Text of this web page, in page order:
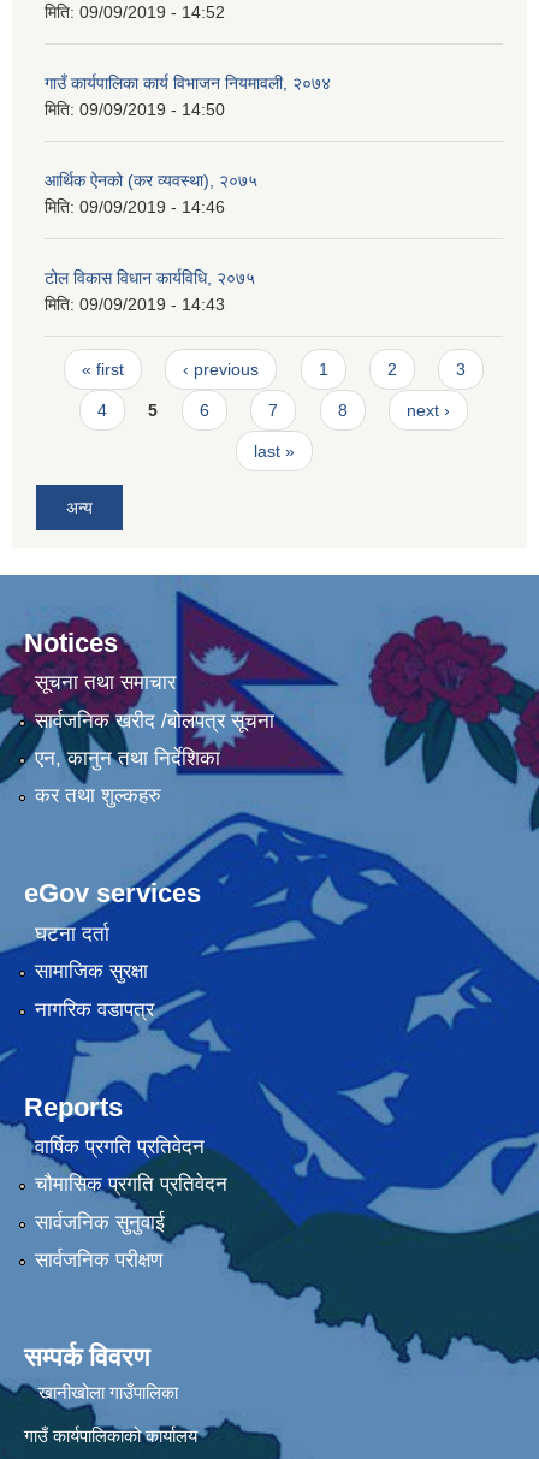
मिति: 09/09/2019 - 14:52
गाउँ कार्यपालिका कार्य विभाजन नियमावली, २०७४
मिति: 09/09/2019 - 14:50
आर्थिक ऐनको (कर व्यवस्था), २०७५
मिति: 09/09/2019 - 14:46
टोल विकास विधान कार्यविधि, २०७५
मिति: 09/09/2019 - 14:43
Pages
« first ‹ previous 1 2 3
4 5 6 7 8 next ›
last »
अन्य
Notices
सूचना तथा समाचार
सार्वजनिक खरीद /बोलपत्र सूचना
एन, कानुन तथा निर्देशिका
कर तथा शुल्कहरु
eGov services
घटना दर्ता
सामाजिक सुरक्षा
नागरिक वडापत्र
Reports
वार्षिक प्रगति प्रतिवेदन
चौमासिक प्रगति प्रतिवेदन
सार्वजनिक सुनुवाई
सार्वजनिक परीक्षण
सम्पर्क विवरण
खानीखोला गाउँपालिका
गाउँ कार्यपालिकाको कार्यालय